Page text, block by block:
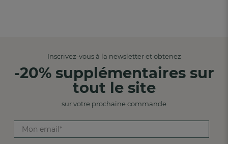
Inscrivez-vous à la newsletter et obtenez
-20% supplémentaires sur
tout le site
sur votre prochaine commande